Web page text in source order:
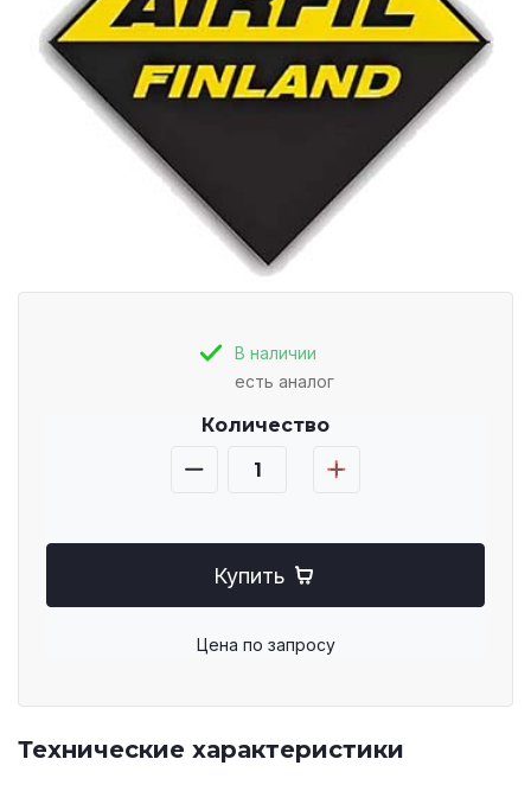
В наличии
есть аналог
Количество
Купить
Цена по запросу
Технические характеристики